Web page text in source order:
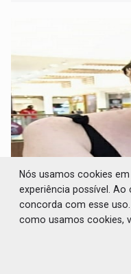
Nossa paixão
violência - por
16 de Julho de
Nós usamos cookies
experiência possível.
concorda com esse
como usamos cookies,